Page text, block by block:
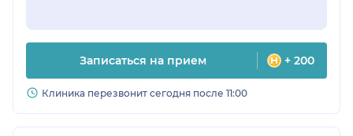
Записаться на прием + 200
Клиника перезвонит сегодня после 11:00